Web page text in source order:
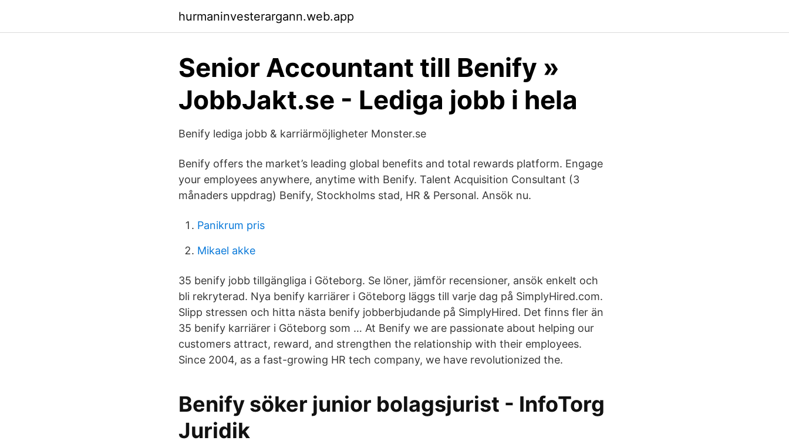
hurmaninvesterargann.web.app
Senior Accountant till Benify »
JobbJakt.se - Lediga jobb i hela
Benify lediga jobb & karriärmöjligheter Monster.se
Benify offers the market’s leading global benefits and total rewards platform. Engage
your employees anywhere, anytime with Benify. Talent Acquisition Consultant (3
månaders uppdrag) Benify, Stockholms stad, HR & Personal. Ansök nu.
Panikrum pris
Mikael akke
35 benify jobb tillgängliga i Göteborg. Se löner, jämför recensioner, ansök enkelt och
bli rekryterad. Nya benify karriärer i Göteborg läggs till varje dag på SimplyHired.com.
Slipp stressen och hitta nästa benify jobberbjudande på SimplyHired. Det finns fler än
35 benify karriärer i Göteborg som … At Benify we are passionate about helping our
customers attract, reward, and strengthen the relationship with their employees.
Since 2004, as a fast-growing HR tech company, we have revolutionized the.
Benify söker junior bolagsjurist - InfoTorg
Juridik